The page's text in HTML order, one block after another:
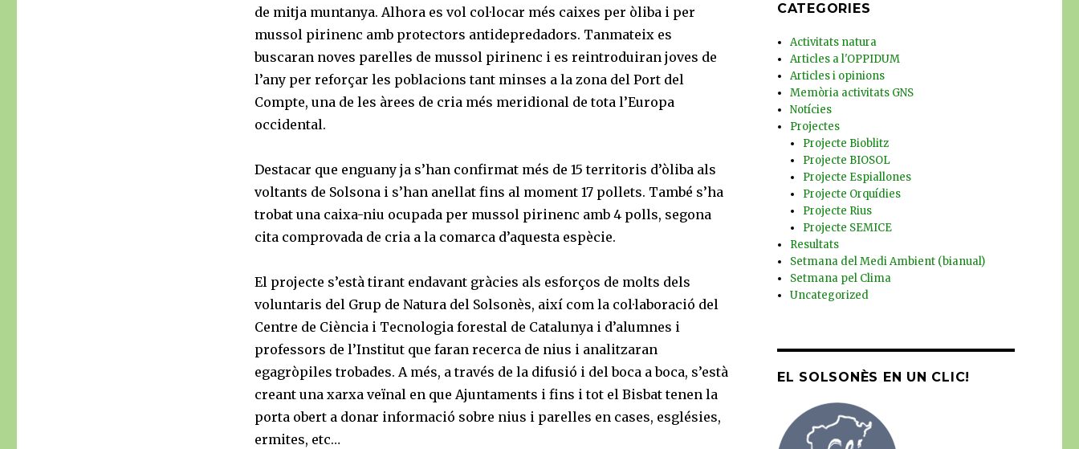
de mitja muntanya. Alhora es vol col·locar més caixes per òliba i per
mussol pirinenc amb protectors antidepredadors. Tanmateix es
buscaran noves parelles de mussol pirinenc i es reintroduiran joves de
l’any per reforçar les poblacions tant minses a la zona del Port del
Compte, una de les àrees de cria més meridional de tota l’Europa
occidental.
Destacar que enguany ja s’han confirmat més de 15 territoris d’òliba als
voltants de Solsona i s’han anellat fins al moment 17 pollets. També s’ha
trobat una caixa-niu ocupada per mussol pirinenc amb 4 polls, segona
cita comprovada de cria a la comarca d’aquesta espècie.
El projecte s’està tirant endavant gràcies als esforços de molts dels
voluntaris del Grup de Natura del Solsonès, així com la col·laboració del
Centre de Ciència i Tecnologia forestal de Catalunya i d’alumnes i
professors de l’Institut que faran recerca de nius i analitzaran
egagròpiles trobades. A més, a través de la difusió i del boca a boca, s’està
creant una xarxa veïnal en que Ajuntaments i fins i tot el Bisbat tenen la
porta obert a donar informació sobre nius i parelles en cases, esglésies,
ermites, etc…
CATEGORIES
Activitats natura
Articles a l'OPPIDUM
Articles i opinions
Memòria activitats GNS
Notícies
Projectes
Projecte Bioblitz
Projecte BIOSOL
Projecte Espiallones
Projecte Orquídies
Projecte Rius
Projecte SEMICE
Resultats
Setmana del Medi Ambient (bianual)
Setmana pel Clima
Uncategorized
EL SOLSONÈS EN UN CLIC!